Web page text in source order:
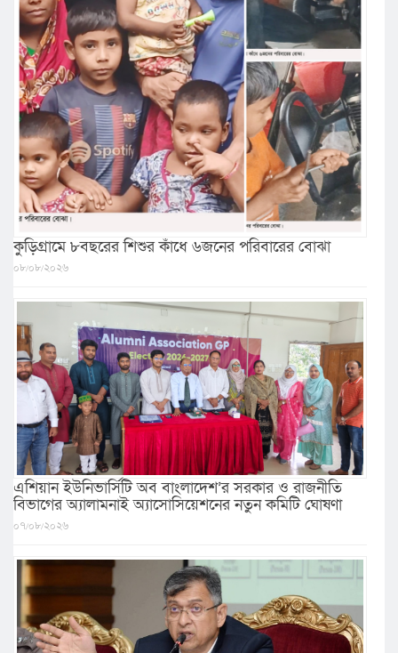
কুড়িগ্রামে ৮বছরের শিশুর কাঁধে ৬জনের পরিবারের বোঝা
০৮/০৮/২০২৬
এশিয়ান ইউনিভার্সিটি অব বাংলাদেশ’র সরকার ও রাজনীতি
বিভাগের অ্যালামনাই অ্যাসোসিয়েশনের নতুন কমিটি ঘোষণা
০৭/০৮/২০২৬